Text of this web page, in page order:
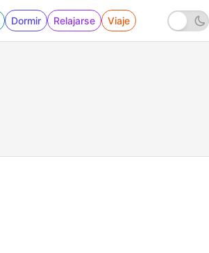
Dormir Relajarse Viaje